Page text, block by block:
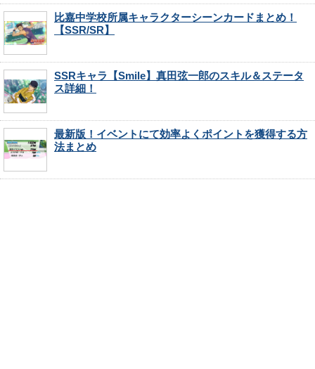
比嘉中学校所属キャラクターシーンカードまとめ！
【SSR/SR】
SSRキャラ【Smile】真田弦一郎のスキル＆ステータ
ス詳細！
最新版！イベントにて効率よくポイントを獲得する方
法まとめ